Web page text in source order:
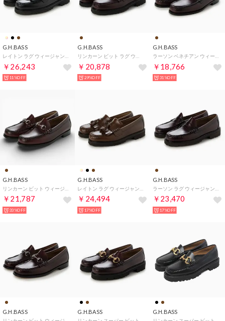
G.H.BASS
￥26,243
11%OFF
G.H.BASS
￥20,878
29%OFF
G.H.BASS
￥18,766
31%OFF
G.H.BASS
￥21,787
33%OFF
G.H.BASS
￥24,494
17%OFF
G.H.BASS
￥23,470
17%OFF
G.H.BASS G.H.BASS G.H.BASS